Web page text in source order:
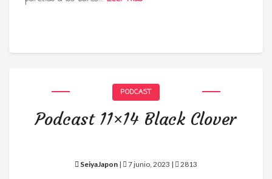
PODCAST
Podcast 11×14 Black Clover
SeiyaJapon | 7 junio, 2023 | 2813